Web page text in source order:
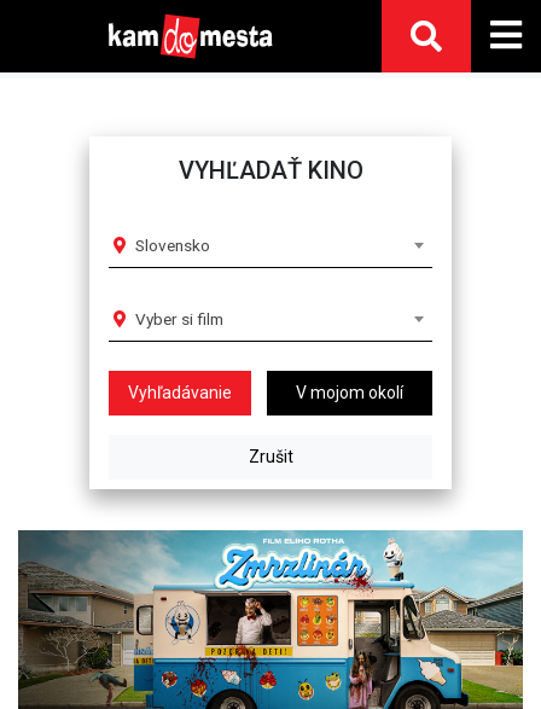
VYHĽADAŤ KINO
Slovensko
Vyber si film
V mojom okolí
Previous Next